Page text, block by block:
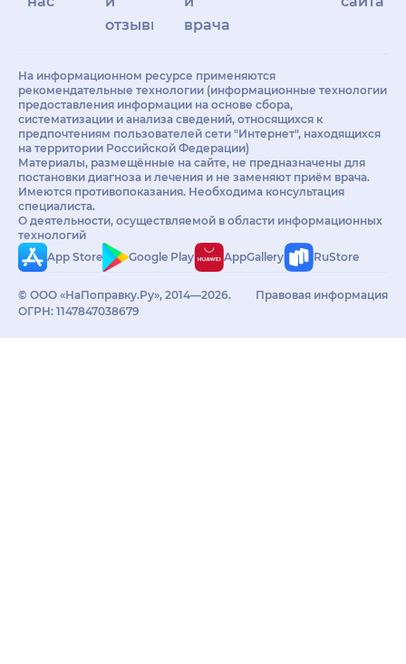
отзывы
врачам
На информационном ресурсе применяются
рекомендательные технологии (информационные технологии
предоставления информации на основе сбора,
систематизации и анализа сведений, относящихся к
предпочтениям пользователей сети "Интернет", находящихся
на территории Российской Федерации)
Материалы, размещённые на сайте, не предназначены для
постановки диагноза и лечения и не заменяют приём врача.
Имеются противопоказания. Необходима консультация
специалиста.
О деятельности, осуществляемой в области информационных
технологий
App Store
Google Play AppGallery RuStore
© ООО «НаПоправку.Ру», 2014—2026.
ОГРН: 1147847038679
Правовая информация